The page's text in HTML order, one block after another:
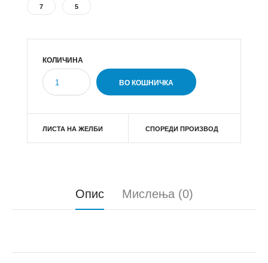
7 5
КОЛИЧИНА
ЛИСТА НА ЖЕЛБИ СПОРЕДИ ПРОИЗВОД
Опис Мислења (0)